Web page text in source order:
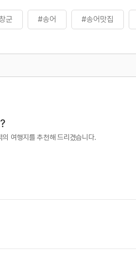
군 #송어 #송어맛집
여행지를 추천해 드리겠습니다.